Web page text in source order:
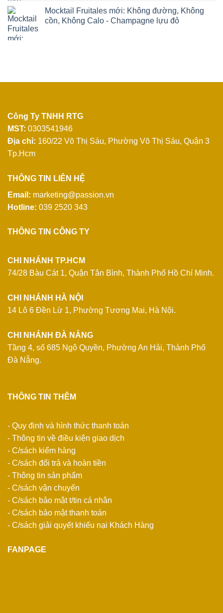
Mocktail Fruitales mới: Không đường, Không
cồn, Không Calo - Champagne lựu đỏ
Công Ty TNHH RTG
MST: 0303541946
Địa chỉ: 160/22 Võ Thị Sáu, Phường Võ Thị Sáu, Quận 3
Tp.Hcm
THÔNG TIN LIÊN HỆ
Email: marketing@passion.vn
Hotline: 039 2520 343
THÔNG TIN CÔNG TY
CHI NHÁNH TP.HCM
74/28 Bàu Cát 1, Quận Tân Bình, Thành Phố Hồ Chí Minh.
CHI NHÁNH HÀ NỘI
14 Lô 6 Đền Lừ 1, Phường Tương Mai, Hà Nội.
CHI NHÁNH ĐÀ NẴNG
Tầng 4, số 685 Ngô Quyền, Phường An Hải, Thành Phố
Đà Nẵng.
THÔNG TIN THÊM
- Quy định và hình thức thanh toán
- Thông tin về điều kiện giao dịch
- C/sách kiểm hàng
- C/sách đổi trả và hoàn tiền
- Thông tin sản phẩm
- C/sách vận chuyển
- C/sách bảo mật t/tin cá nhân
- C/sách bảo mật thanh toán
- C/sách giải quyết khiếu nại Khách Hàng
FANPAGE